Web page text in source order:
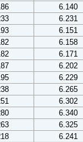
6.140
6.231
6.151
6.158
6.171
6.202
6.229
6.265
6.302
6.340
6.325
6.241